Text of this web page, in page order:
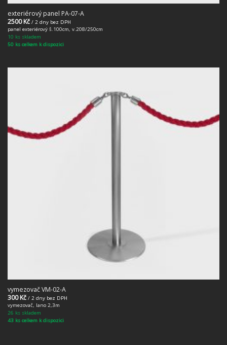
exteriérový panel PA-07-A
2500Kč / 2 dny bez DPH
panel exteriérový š.100cm, v.208/250cm
10 ks skladem
50 ks celkem k dispozici
vymezovač VM-02-A
300Kč / 2 dny bez DPH
vymezovač, lano 2,3m
26 ks skladem
43 ks celkem k dispozici